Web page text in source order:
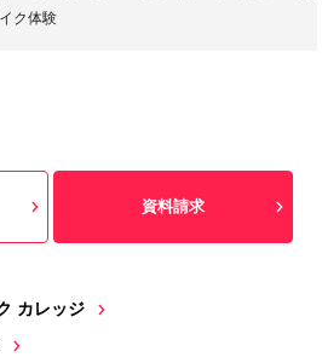
ク体験
カレッジ
資料請求